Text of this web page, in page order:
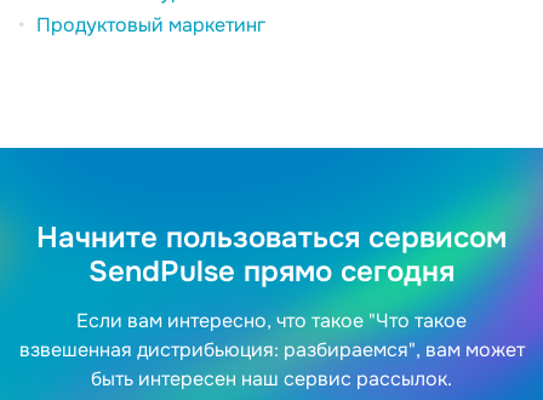
Продуктовый маркетинг
Начните пользоваться сервисом
SendPulse прямо сегодня
Если вам интересно, что такое "Что такое
взвешенная дистрибьюция: разбираемся", вам может
быть интересен наш сервис рассылок.